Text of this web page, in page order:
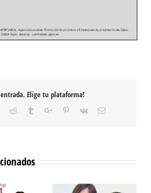
Elige tu plataforma!
Reddit TumblrGoogle+Pinterest
Vk Email